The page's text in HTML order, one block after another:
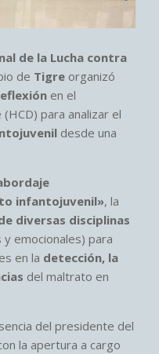
de la Lucha contra
de Tigre organizó
en el
para analizar el
desde una
infantojuvenil», la
diversas disciplinas
emocionales) para
en la detección, la
del maltrato en
del presidente del
la apertura a cargo